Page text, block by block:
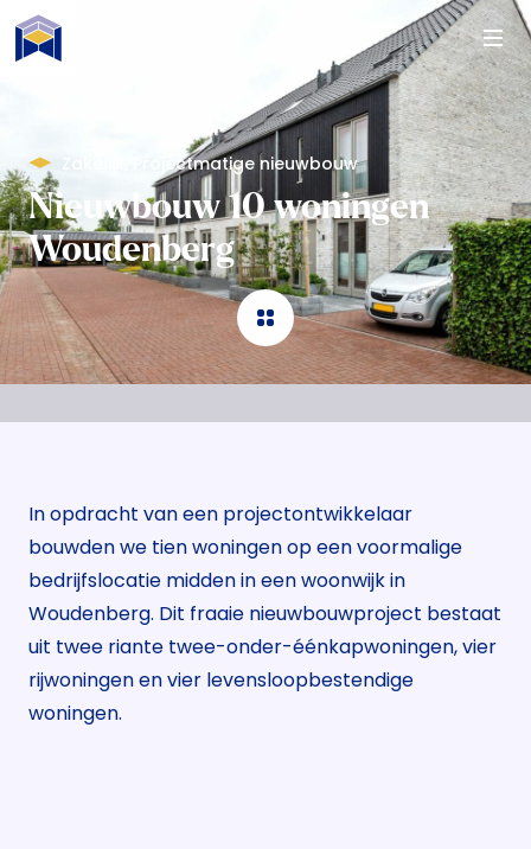
Naar de content
Zakelijk Projectmatige nieuwbouw
Nieuwbouw 10 woningen
Woudenberg
In opdracht van een projectontwikkelaar
bouwden we tien woningen op een voormalige
bedrijfslocatie midden in een woonwijk in
Woudenberg. Dit fraaie nieuwbouwproject bestaat
uit twee riante twee-onder-éénkapwoningen, vier
rijwoningen en vier levensloopbestendige
woningen.